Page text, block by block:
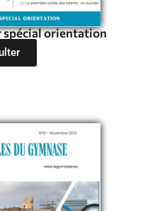
spécial orientation